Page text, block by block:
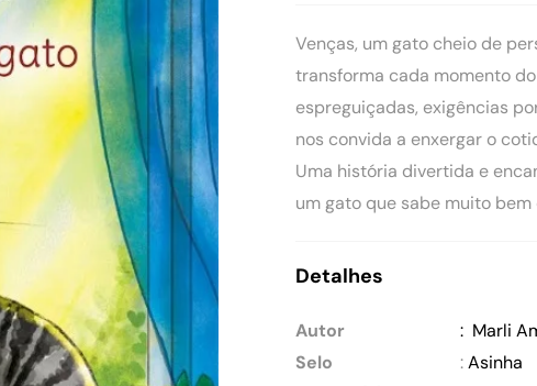
Venças, um gato cheio de
transforma cada momento
espreguiçadas, exigências
nos convida a enxergar o
Uma história divertida e
um gato que sabe muito bem
Detalhes
Autor
: Marli
Selo
:Asinha